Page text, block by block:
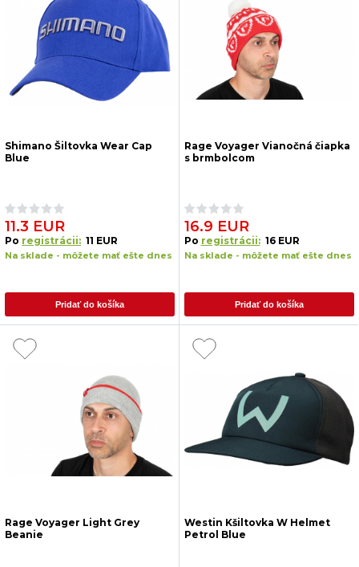
Shimano Šiltovka Wear Cap
Blue
11.3 EUR
Po registrácii: 11 EUR
Na sklade - môžete mať ešte dnes
Pridať do košíka
Rage Voyager Vianočná čiapka
s brmbolcom
16.9 EUR
Po registrácii: 16 EUR
Na sklade - môžete mať ešte dnes
Pridať do košíka
Rage Voyager Light Grey
Beanie
Westin Kšiltovka W Helmet
Petrol Blue